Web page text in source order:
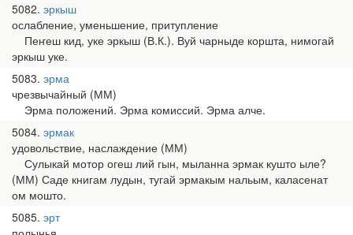
5082 эркыш
ослабление, уменьшение, притупление
Пеҥеш кид, уке эркыш (В.К.). Вуй чарныде коршта, нимогай
эркыш уке.
5083 эрма
чрезвычайный (ММ)
Эрма положений. Эрма комиссий. Эрма алче.
5084 эрмак
удовольствие, наслаждение (ММ)
Сулыкай мотор огеш лий гын, мыланна эрмак кушто ыле?
(ММ) Саде книгам лудын, тугай эрмакым нальым, каласенат
ом мошто.
5085 эрт